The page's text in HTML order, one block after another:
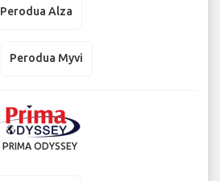
Perodua Alza
Perodua Myvi
PRIMA ODYSSEY